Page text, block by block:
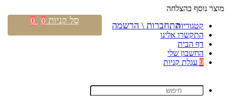
מוצר נוסף בהצלחה
קטגוריות
התקשרו אלינו
דף הבית
החשבון שלי
0 עגלת קניות
התחברות \ הרשמה סל קניות 0
0